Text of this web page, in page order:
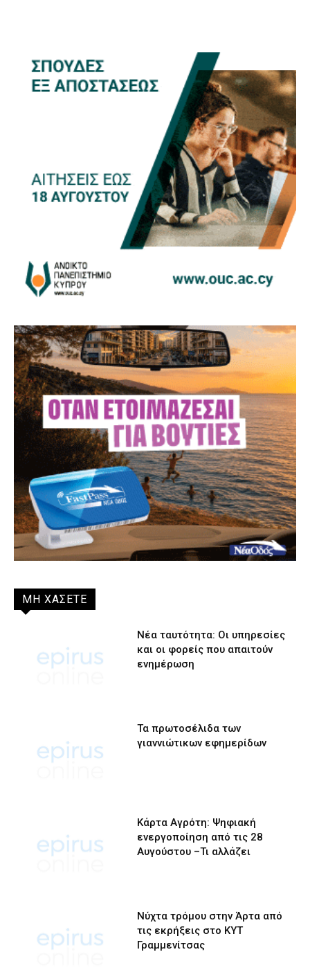
ΜΗ ΧΑΣΕΤΕ
Νέα ταυτότητα: Οι υπηρεσίες
και οι φορείς που απαιτούν
ενημέρωση
Τα πρωτοσέλιδα των
γιαννιώτικων εφημερίδων
Κάρτα Αγρότη: Ψηφιακή
ενεργοποίηση από τις 28
Αυγούστου –Τι αλλάζει
Νύχτα τρόμου στην Άρτα από
τις εκρήξεις στο ΚΥΤ
Γραμμενίτσας